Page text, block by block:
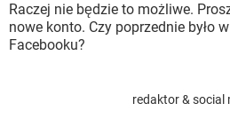
Raczej nie będzie to możliwe.
nowe konto. Czy poprzednie było
Facebooku?
redaktor & social